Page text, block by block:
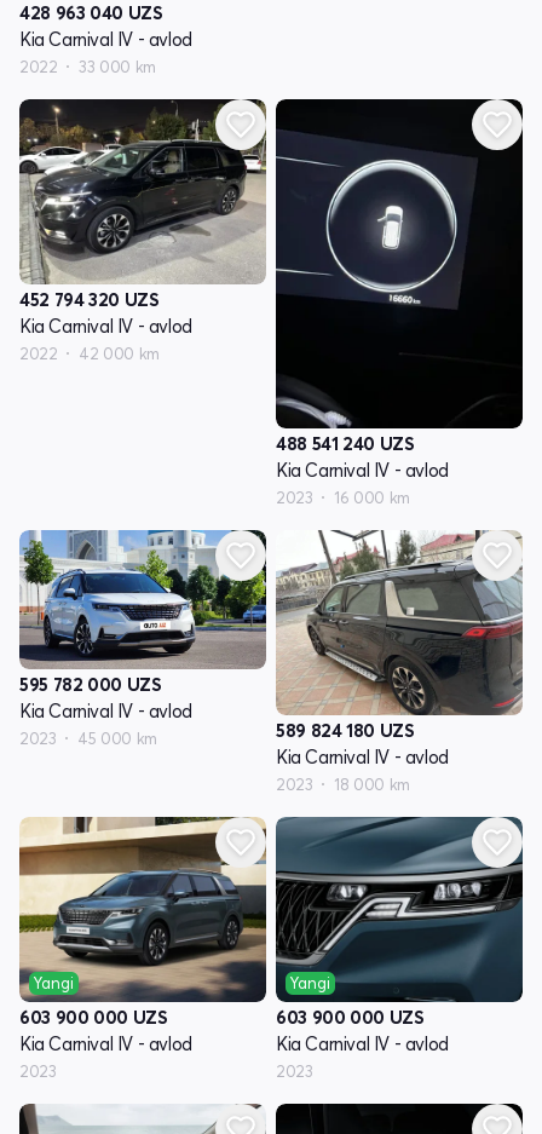
428 963 040 UZS
Kia Carnival IV - avlod
2022 33 000 km
452 794 320 UZS
Kia Carnival IV - avlod
2022 42 000 km
488 541 240 UZS
Kia Carnival IV - avlod
2023 16 000 km
595 782 000 UZS
Kia Carnival IV - avlod
2023 45 000 km 589 824 180 UZS
Kia Carnival IV - avlod
2023 18 000 km
Yangi
603 900 000 UZS
Kia Carnival IV - avlod
2023
Yangi
603 900 000 UZS
Kia Carnival IV - avlod
2023